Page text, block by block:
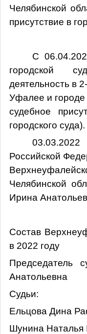
Челябинской
присутствие в
С
городской суд
деятельность в
Уфалее и городе
судебное
городского суда).
Российской
Челябинской
Ирина
Состав
в 2022 году
Анатольевна
Судьи:
Ельцова Дина
Шунина Наталья